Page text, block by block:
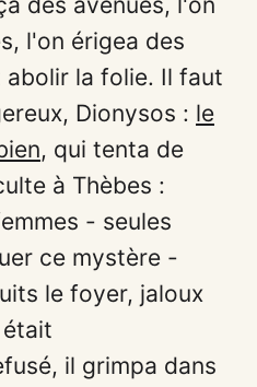
l'on érigea des
la folie. Il faut
Dionysos : le
, qui tenta de
à Thèbes :
- seules
ce mystère -
le foyer, jaloux
il grimpa dans